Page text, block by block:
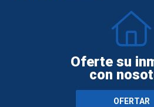
Oferte su
con
OFERTAR